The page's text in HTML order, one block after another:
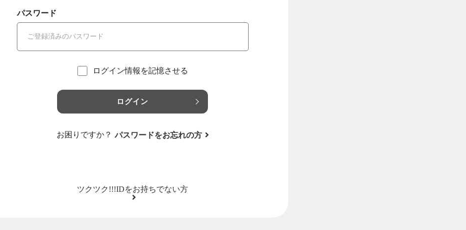
パスワード
ログイン情報を記憶させる
ログイン
お困りですか？ パスワードをお忘れの方
ツクツク!!!IDをお持ちでない方